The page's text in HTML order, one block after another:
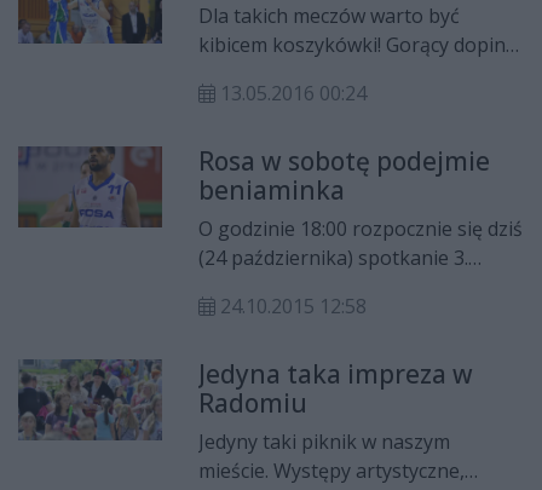
Dla takich meczów warto być
kibicem koszykówki! Gorący doping,
chwil, niezwykle efektowne akcje -
(12 maja) spotkaniu półfinałowym
Tauron Basket Ligi. Anwil
Włocławek nie przestraszył się
głośnej hali MOSiR i w końcówce
zapewnił sobie zwycięstwo 58:64.
13.05.2016 00:24
Rosa w sobotę podejmie
beniaminka
O godzinie 18:00 rozpocznie się dziś
(24 października) spotkanie 3.
pomiędzy Rosą Radom a
Wielkopolski. Mecz jak zwykle
będzie można oglądać w hali MOSiR
przy ulicy Narutowicza, a także
śledzić naszą relację na żywo -
24.10.2015 12:58
Jedyna taka impreza w
Radomiu
Jedyny taki piknik w naszym
mieście. Występy artystyczne,